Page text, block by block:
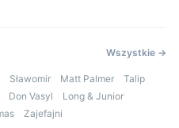
Wszystkie →
Sławomir Matt Palmer
Talip
Don Vasyl
Long & Junior
Zajefajni